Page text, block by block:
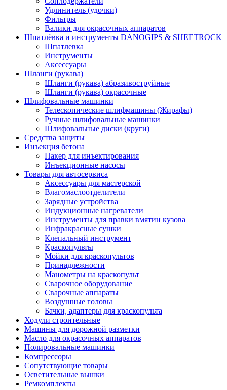
Удлинитель (удочки)
Фильтры
Валики для окрасочных аппаратов
Шпатлёвка и инструменты DANOGIPS & SHEETROCK
Шпатлевка
Инструменты
Аксессуары
Шланги (рукава)
Шланги (рукава) абразивоструйные
Шланги (рукава) окрасочные
Шлифовальные машинки
Телескопические шлифмашины (Жирафы)
Ручные шлифовальные машинки
Шлифовальные диски (круги)
Средства защиты
Инъекция бетона
Пакер для инъектирования
Инъекционные насосы
Товары для автосервиса
Аксессуары для мастерской
Влагомаслоотделители
Зарядные устройства
Индукционные нагреватели
Инструменты для правки вмятин кузова
Инфракрасные сушки
Клепальный инструмент
Краскопульты
Мойки для краскопультов
Принадлежности
Манометры на краскопульт
Сварочное оборудование
Сварочные аппараты
Воздушные головы
Бачки, адаптеры для краскопульта
Ходули строительные
Машины для дорожной разметки
Масло для окрасочных аппаратов
Полировальные машинки
Компрессоры
Сопутствующие товары
Осветительные вышки
Ремкомплекты